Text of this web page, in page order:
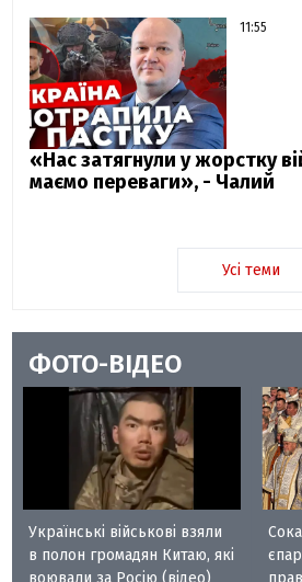
11:55
«Нас затягнули у жорстку
маємо переваги», - Чалий
Усі теми
ФОТО-ВІДЕО
Українські військові взяли
в полон громадян Китаю, які
воювали за Росію (відео)